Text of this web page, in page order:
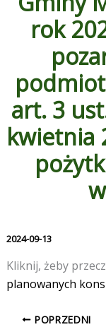
rok
art. 3
kwietnia
2024-09-13
Kliknij, żeby
planowanych
POPRZEDNI